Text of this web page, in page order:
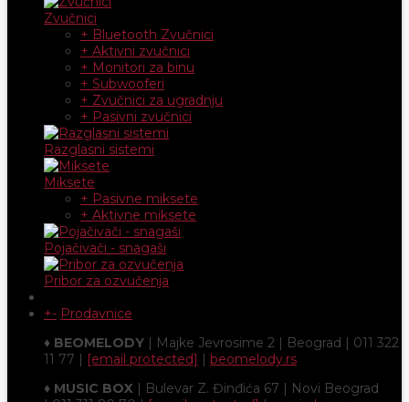
Zvučnici
+ Bluetooth Zvučnici
+ Aktivni zvučnici
+ Monitori za binu
+ Subwooferi
+ Zvučnici za ugradnju
+ Pasivni zvučnici
Razglasni sistemi
Miksete
+ Pasivne miksete
+ Aktivne miksete
Pojačivači - snagaši
Pribor za ozvučenja
+- Prodavnice
♦ BEOMELODY | Majke Jevrosime 2 | Beograd | 011 322
11 77 | [email protected] | beomelody.rs
♦ MUSIC BOX | Bulevar Z. Đinđića 67 | Novi Beograd